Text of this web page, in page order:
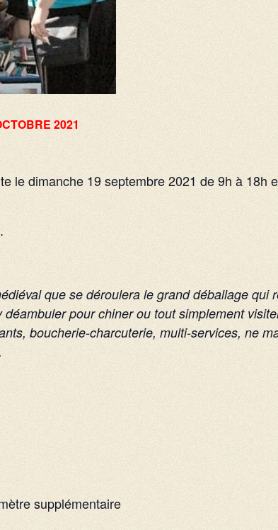
2021
le dimanche 19 septembre 2021 de 9h à
que se déroulera le grand déballage
pour chiner ou tout simplement
boucherie-charcuterie, multi-services, ne
supplémentaire